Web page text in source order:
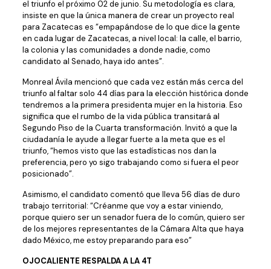
el triunfo el próximo 02 de junio. Su metodología es clara,
insiste en que la única manera de crear un proyecto real
para Zacatecas es “empapándose de lo que dice la gente
en cada lugar de Zacatecas, a nivel local: la calle, el barrio,
la colonia y las comunidades a donde nadie, como
candidato al Senado, haya ido antes”.
Monreal Ávila mencionó que cada vez están más cerca del
triunfo al faltar solo 44 días para la elección histórica donde
tendremos a la primera presidenta mujer en la historia. Eso
significa que el rumbo de la vida pública transitará al
Segundo Piso de la Cuarta transformación. Invitó a que la
ciudadanía le ayude a llegar fuerte a la meta que es el
triunfo, “hemos visto que las estadísticas nos dan la
preferencia, pero yo sigo trabajando como si fuera el peor
posicionado”.
Asimismo, el candidato comentó que lleva 56 días de duro
trabajo territorial: “Créanme que voy a estar viniendo,
porque quiero ser un senador fuera de lo común, quiero ser
de los mejores representantes de la Cámara Alta que haya
dado México, me estoy preparando para eso”
OJOCALIENTE RESPALDA A LA 4T